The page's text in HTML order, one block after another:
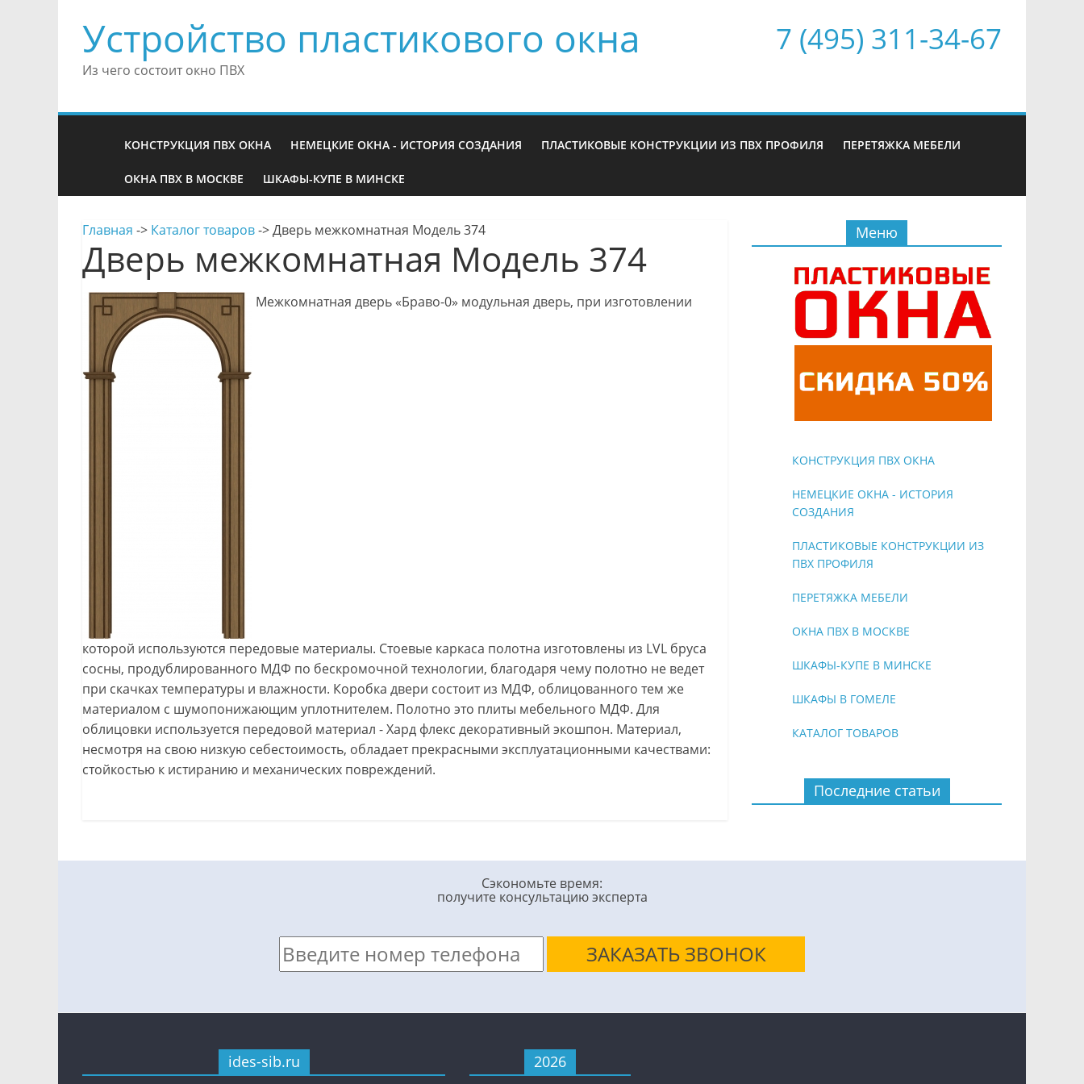
Устройство пластикового окна
Из чего состоит окно ПВХ
7 (495) 311-34-67
КОНСТРУКЦИЯ ПВХ ОКНА НЕМЕЦКИЕ ОКНА - ИСТОРИЯ СОЗДАНИЯ ПЛАСТИКОВЫЕ КОНСТРУКЦИИ ИЗ ПВХ ПРОФИЛЯ ПЕРЕТЯЖКА МЕБЕЛИ
ОКНА ПВХ В МОСКВЕ ШКАФЫ-КУПЕ В МИНСКЕ
Главная -> Каталог товаров->Дверь межкомнатная Модель 374
Дверь межкомнатная Модель 374
Межкомнатная дверь «Браво-0» модульная дверь, при изготовлении
которой используются передовые материалы. Стоевые каркаса полотна изготовлены из LVL бруса
сосны, продублированного МДФ по бескромочной технологии, благодаря чему полотно не ведет
при скачках температуры и влажности. Коробка двери состоит из МДФ, облицованного тем же
материалом с шумопонижающим уплотнителем. Полотно это плиты мебельного МДФ. Для
облицовки используется передовой материал - Хард флекс декоративный экошпон. Материал,
несмотря на свою низкую себестоимость, обладает прекрасными эксплуатационными качествами:
стойкостью к истиранию и механических повреждений.
Меню
КОНСТРУКЦИЯ ПВХ ОКНА
НЕМЕЦКИЕ ОКНА - ИСТОРИЯ
СОЗДАНИЯ
ПЛАСТИКОВЫЕ КОНСТРУКЦИИ ИЗ
ПВХ ПРОФИЛЯ
ПЕРЕТЯЖКА МЕБЕЛИ
ОКНА ПВХ В МОСКВЕ
ШКАФЫ-КУПЕ В МИНСКЕ
ШКАФЫ В ГОМЕЛЕ
КАТАЛОГ ТОВАРОВ
Последние статьи
Сэкономьте время:
получите консультацию эксперта
ides-sib.ru 2026